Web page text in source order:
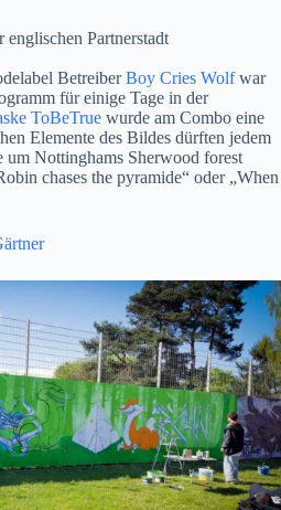
Partnerstadt
BetreiberBoy Cries Wolfwar
für einige Tage in der
ToBeTrue wurde am Combo eine
Elemente des Bildes dürften jedem
um Nottinghams Sherwood forest
chases the pyramide“ oder „When